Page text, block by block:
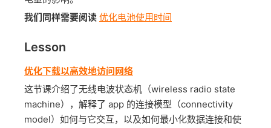
我们同样需要阅读 优化电池使用时间
Lesson
优化下载以高效地访问网络
这节课介绍了无线电波状态机（wireless radio state
machine），解释了 app 的连接模型（connectivity
model）如何与它交互，以及如何最小化数据连接和使